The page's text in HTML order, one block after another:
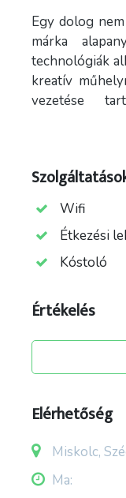
Egy dolog
márka
technológiák
kreatív
vezetése
enteriőr
szívesen
vendégeinket is.
Wifi
Étkezési
Kóstoló
Értékelés
Elérhetőség
Miskolc,
Ma: